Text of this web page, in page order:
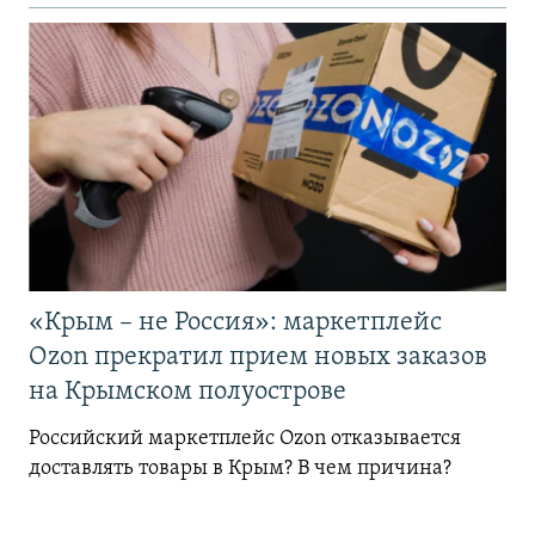
«Крым – не Россия»: маркетплейс
Ozon прекратил прием новых заказов
на Крымском полуострове
Российский маркетплейс Ozon отказывается
доставлять товары в Крым? В чем причина?